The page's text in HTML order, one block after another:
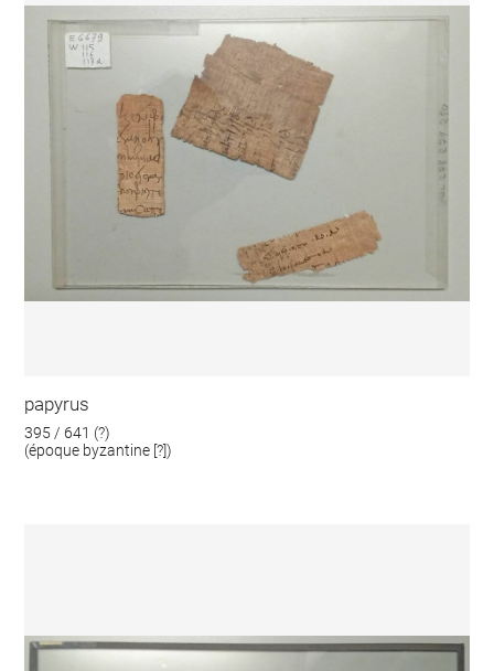
papyrus
395 / 641 (?)
(époque byzantine [?])